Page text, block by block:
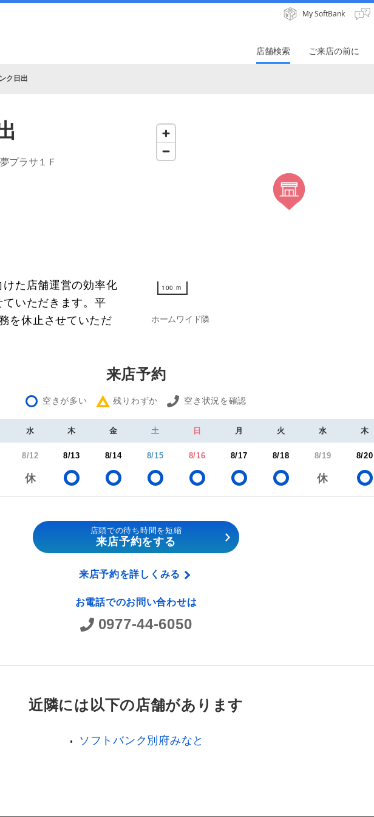
My SoftBank
店舗検索 ご来店の前に
ク日出
プラサ１Ｆ
た店舗運営の効率化
いただきます。平
を休止させていただ
100 m
100 m
ホームワイド隣
来店予約
空きが多い 残りわずか 空き状況を確認
水 木 金 土 日 月 火 水 木
8/12 8/13 8/14 8/15 8/16 8/17 8/18 8/19 8/20
店頭での待ち時間を短縮
来店予約をする
来店予約を詳しくみる
お電話でのお問い合わせは
0977-44-6050
近隣には以下の店舗があります
ソフトバンク別府みなと